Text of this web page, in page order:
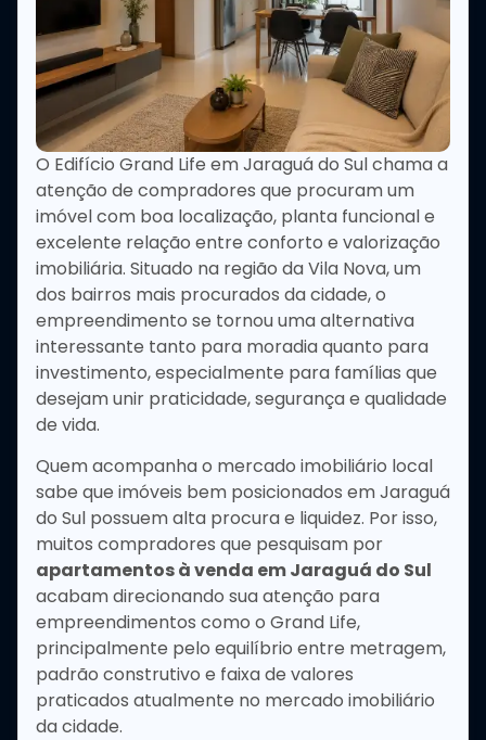
O Edifício Grand Life emJaraguá do Sulchama a
atenção de compradores que procuram um
imóvel com boa localização, planta funcional e
excelente relação entre conforto e valorização
imobiliária. Situado na região da Vila Nova, um
dos bairros mais procurados da cidade, o
empreendimento se tornou uma alternativa
interessante tanto para moradia quanto para
investimento, especialmente para famílias que
desejam unir praticidade, segurança e qualidade
de vida.
Quem acompanha o mercado imobiliário local
sabe que imóveis bem posicionados em Jaraguá
do Sul possuem alta procura e liquidez. Por isso,
muitos compradores que pesquisam por
apartamentos à venda em Jaraguá do Sul
acabam direcionando sua atenção para
empreendimentos como o Grand Life,
principalmente pelo equilíbrio entre metragem,
padrão construtivo e faixa de valores
praticados atualmente no mercado imobiliário
da cidade.